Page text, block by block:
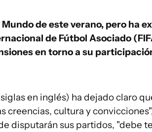
de este verano, pero ha
de Fútbol Asociado
en torno a su
en inglés) ha dejado claro
creencias, cultura y
disputarán sus partidos, "debe